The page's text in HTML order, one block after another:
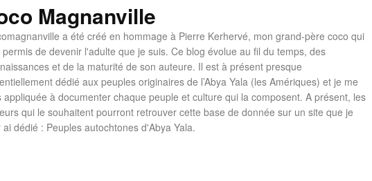
Magnanville
a été créé en hommage à Pierre Kerhervé, mon grand-père coco qui
permis de devenir l'adulte que je suis. Ce blog évolue au fil du temps, des
et de la maturité de son auteure. Il est à présent presque
dédié aux peuples originaires de l’Abya Yala (les Amériques) et je me
appliquée à documenter chaque peuple et culture qui la composent. A présent, les
qui le souhaitent pourront retrouver cette base de donnée sur un site que je
ai dédié : Peuples autochtones d'Abya Yala.